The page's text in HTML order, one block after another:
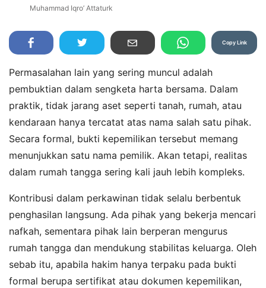
Muhammad Iqro’ Attaturk
Copy Link
Permasalahan lain yang sering muncul adalah
pembuktian dalam sengketa harta bersama. Dalam
praktik, tidak jarang aset seperti tanah, rumah, atau
kendaraan hanya tercatat atas nama salah satu pihak.
Secara formal, bukti kepemilikan tersebut memang
menunjukkan satu nama pemilik. Akan tetapi, realitas
dalam rumah tangga sering kali jauh lebih kompleks.
Kontribusi dalam perkawinan tidak selalu berbentuk
penghasilan langsung. Ada pihak yang bekerja mencari
nafkah, sementara pihak lain berperan mengurus
rumah tangga dan mendukung stabilitas keluarga. Oleh
sebab itu, apabila hakim hanya terpaku pada bukti
formal berupa sertifikat atau dokumen kepemilikan,